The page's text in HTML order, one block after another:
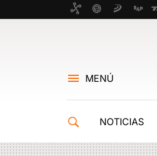
MENÚ
NOTICIAS